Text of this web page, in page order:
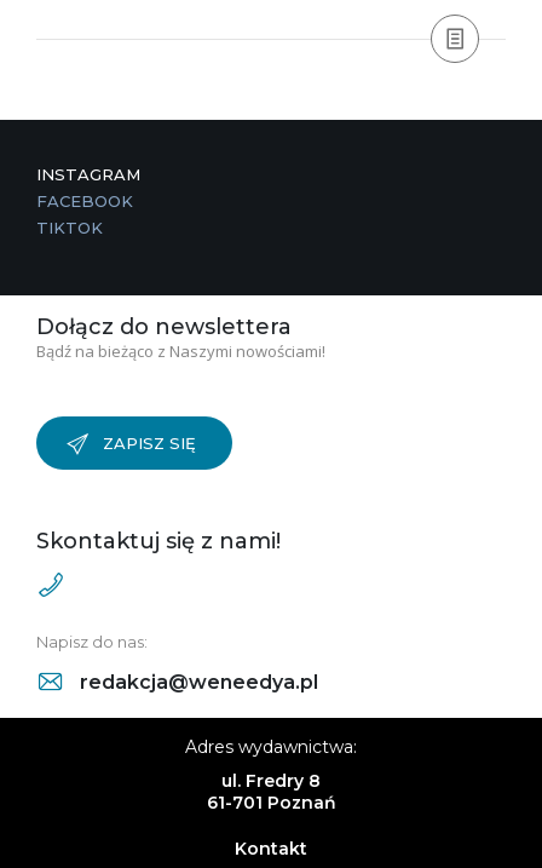
INSTAGRAM
FACEBOOK
TIKTOK
Dołącz do newslettera
Bądź na bieżąco z Naszymi nowościami!
ZAPISZ SIĘ
Skontaktuj się z nami!
Napisz do nas:
redakcja@weneedya.pl
Adres wydawnictwa:
ul. Fredry 8
61-701 Poznań
Kontakt